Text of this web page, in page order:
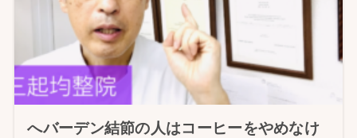
へバーデン結節の人はコーヒーをやめなけ